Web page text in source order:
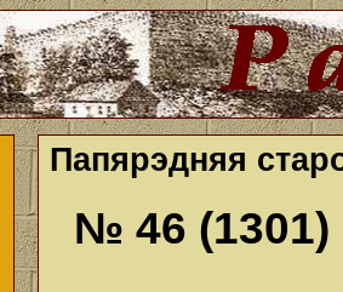
Папярэдняя
№ 46 (1301)